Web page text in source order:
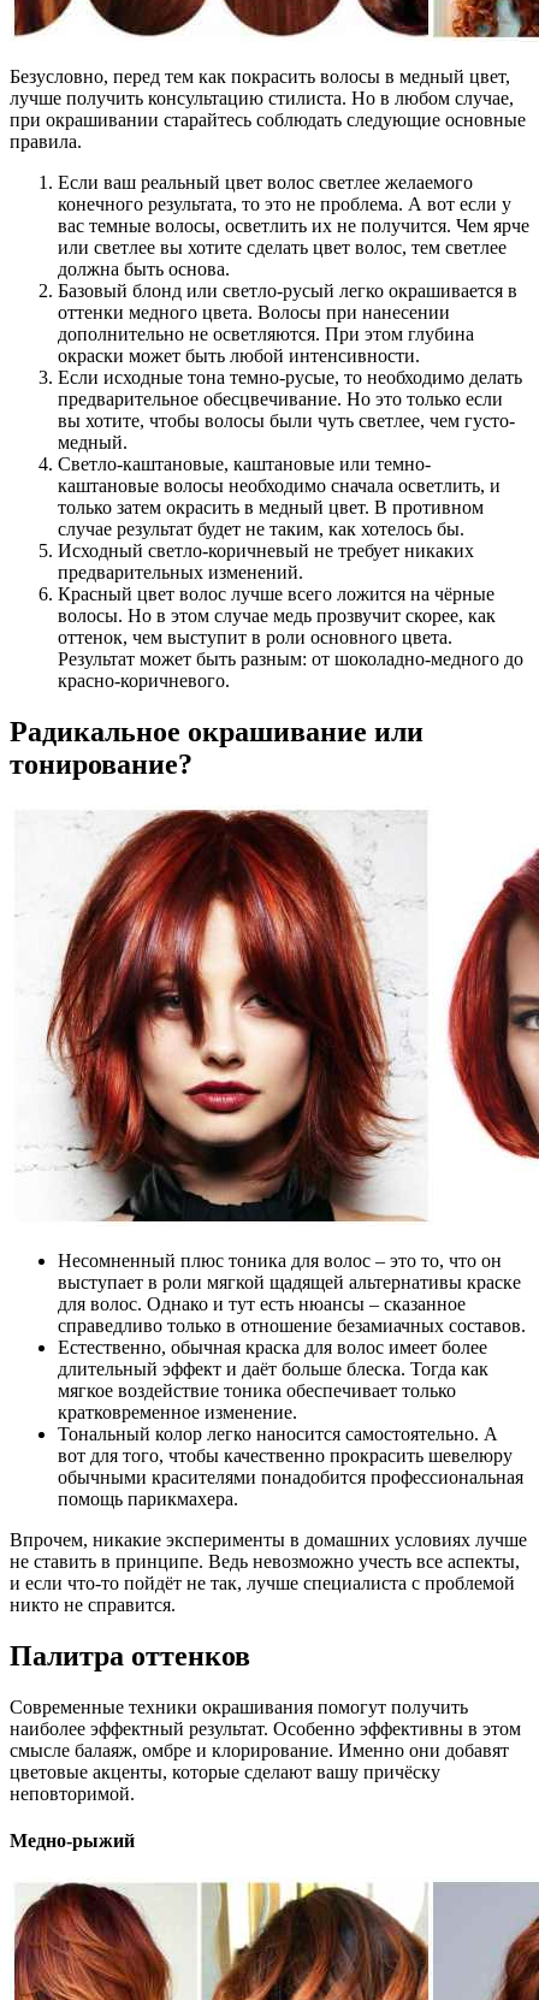
Безусловно, перед тем как покрасить волосы в медный цвет,
лучше получить консультацию стилиста. Но в любом случае,
при окрашивании старайтесь соблюдать следующие основные
правила.
Если ваш реальный цвет волос светлее желаемого
конечного результата, то это не проблема. А вот если у
вас темные волосы, осветлить их не получится. Чем ярче
или светлее вы хотите сделать цвет волос, тем светлее
должна быть основа.
Базовый блонд или светло-русый легко окрашивается в
оттенки медного цвета. Волосы при нанесении
дополнительно не осветляются. При этом глубина
окраски может быть любой интенсивности.
Если исходные тона темно-русые, то необходимо делать
предварительное обесцвечивание. Но это только если
вы хотите, чтобы волосы были чуть светлее, чем густо-
медный.
Светло-каштановые, каштановые или темно-
каштановые волосы необходимо сначала осветлить, и
только затем окрасить в медный цвет. В противном
случае результат будет не таким, как хотелось бы.
Исходный светло-коричневый не требует никаких
предварительных изменений.
Красный цвет волос лучше всего ложится на чёрные
волосы. Но в этом случае медь прозвучит скорее, как
оттенок, чем выступит в роли основного цвета.
Результат может быть разным: от шоколадно-медного до
красно-коричневого.
Радикальное окрашивание или
тонирование?
Несомненный плюс тоника для волос – это то, что он
выступает в роли мягкой щадящей альтернативы краске
для волос. Однако и тут есть нюансы – сказанное
справедливо только в отношение безамиачных составов.
Естественно, обычная краска для волос имеет более
длительный эффект и даёт больше блеска. Тогда как
мягкое воздействие тоника обеспечивает только
кратковременное изменение.
Тональный колор легко наносится самостоятельно. А
вот для того, чтобы качественно прокрасить шевелюру
обычными красителями понадобится профессиональная
помощь парикмахера.
Впрочем, никакие эксперименты в домашних условиях лучше
не ставить в принципе. Ведь невозможно учесть все аспекты,
и если что-то пойдёт не так, лучше специалиста с проблемой
никто не справится.
Палитра оттенков
Современные техники окрашивания помогут получить
наиболее эффектный результат. Особенно эффективны в этом
смысле балаяж, омбре и клорирование. Именно они добавят
цветовые акценты, которые сделают вашу причёску
неповторимой.
Медно-рыжий